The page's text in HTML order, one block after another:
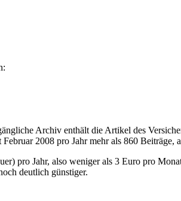
Archiv enthält die Artikel des
2008 pro Jahr mehr als 860
pro Jahr, also weniger als 3 Euro pro
deutlich günstiger.